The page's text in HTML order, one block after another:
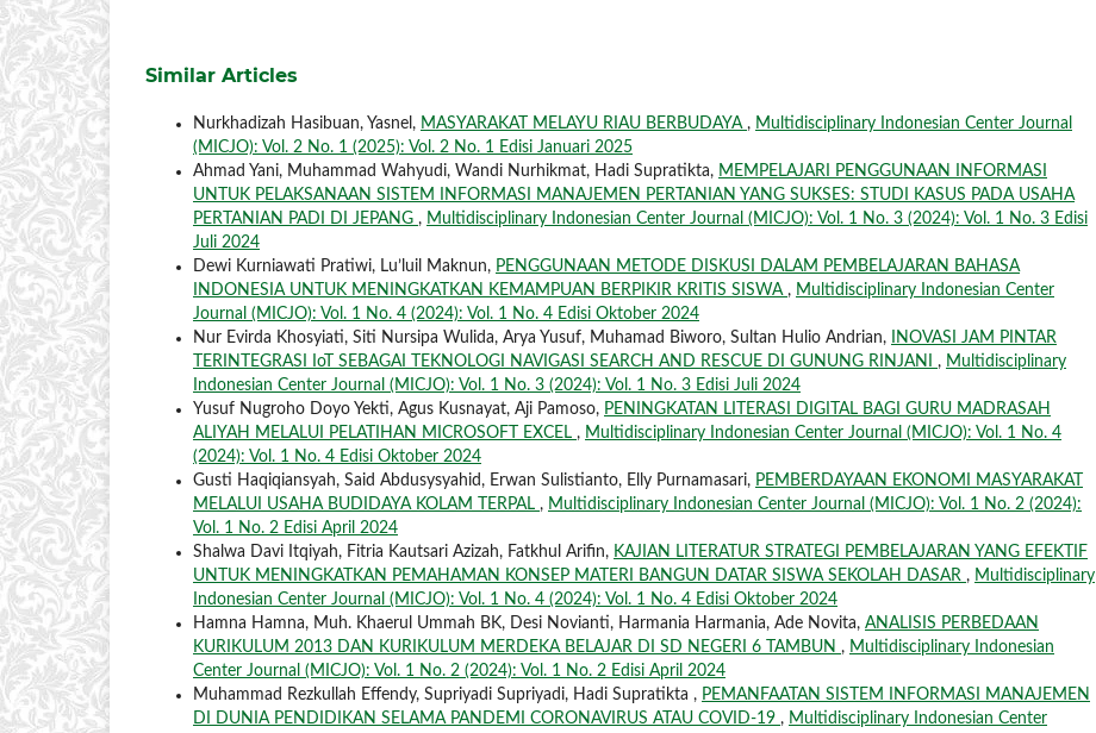
Similar Articles
Nurkhadizah Hasibuan, Yasnel, MASYARAKAT MELAYU RIAU BERBUDAYA , Multidisciplinary Indonesian Center Journal
(MICJO): Vol. 2 No. 1 (2025): Vol. 2 No. 1 Edisi Januari 2025
Ahmad Yani, Muhammad Wahyudi, Wandi Nurhikmat, Hadi Supratikta, MEMPELAJARI PENGGUNAAN INFORMASI
UNTUK PELAKSANAAN SISTEM INFORMASI MANAJEMEN PERTANIAN YANG SUKSES: STUDI KASUS PADA USAHA
PERTANIAN PADI DI JEPANG , Multidisciplinary Indonesian Center Journal (MICJO): Vol. 1 No. 3 (2024): Vol. 1 No. 3 Edisi
Juli 2024
Dewi Kurniawati Pratiwi, Lu’luil Maknun, PENGGUNAAN METODE DISKUSI DALAM PEMBELAJARAN BAHASA
INDONESIA UNTUK MENINGKATKAN KEMAMPUAN BERPIKIR KRITIS SISWA , Multidisciplinary Indonesian Center
Journal (MICJO): Vol. 1 No. 4 (2024): Vol. 1 No. 4 Edisi Oktober 2024
Nur Evirda Khosyiati, Siti Nursipa Wulida, Arya Yusuf, Muhamad Biworo, Sultan Hulio Andrian,
INOVASI JAM PINTAR
TERINTEGRASI IoT SEBAGAI TEKNOLOGI NAVIGASI SEARCH AND RESCUE DI GUNUNG RINJANI , Multidisciplinary
Indonesian Center Journal (MICJO): Vol. 1 No. 3 (2024): Vol. 1 No. 3 Edisi Juli 2024
Yusuf Nugroho Doyo Yekti, Agus Kusnayat, Aji Pamoso, PENINGKATAN LITERASI DIGITAL BAGI GURU MADRASAH
ALIYAH MELALUI PELATIHAN MICROSOFT EXCEL , Multidisciplinary Indonesian Center Journal (MICJO): Vol. 1 No. 4
(2024): Vol. 1 No. 4 Edisi Oktober 2024
Gusti Haqiqiansyah, Said Abdusysyahid, Erwan Sulistianto, Elly Purnamasari, PEMBERDAYAAN EKONOMI MASYARAKAT
MELALUI USAHA BUDIDAYA KOLAM TERPAL , Multidisciplinary Indonesian Center Journal (MICJO): Vol. 1 No. 2 (2024):
Vol. 1 No. 2 Edisi April 2024
Shalwa Davi Itqiyah, Fitria Kautsari Azizah, Fatkhul Arifin, KAJIAN LITERATUR STRATEGI PEMBELAJARAN YANG EFEKTIF
UNTUK MENINGKATKAN PEMAHAMAN KONSEP MATERI BANGUN DATAR SISWA SEKOLAH DASAR , Multidisciplinary
Indonesian Center Journal (MICJO): Vol. 1 No. 4 (2024): Vol. 1 No. 4 Edisi Oktober 2024
Hamna Hamna, Muh. Khaerul Ummah BK, Desi Novianti, Harmania Harmania, Ade Novita, ANALISIS PERBEDAAN
KURIKULUM 2013 DAN KURIKULUM MERDEKA BELAJAR DI SD NEGERI 6 TAMBUN , Multidisciplinary Indonesian
Center Journal (MICJO): Vol. 1 No. 2 (2024): Vol. 1 No. 2 Edisi April 2024
Muhammad Rezkullah Effendy, Supriyadi Supriyadi, Hadi Supratikta , PEMANFAATAN SISTEM INFORMASI MANAJEMEN
DI DUNIA PENDIDIKAN SELAMA PANDEMI CORONAVIRUS ATAU COVID-19 , Multidisciplinary Indonesian Center